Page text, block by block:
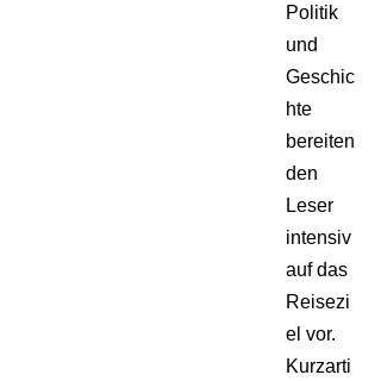
Politik
und
Geschic
hte
bereiten
den
Leser
intensiv
auf das
Reisezi
el vor.
Kurzarti